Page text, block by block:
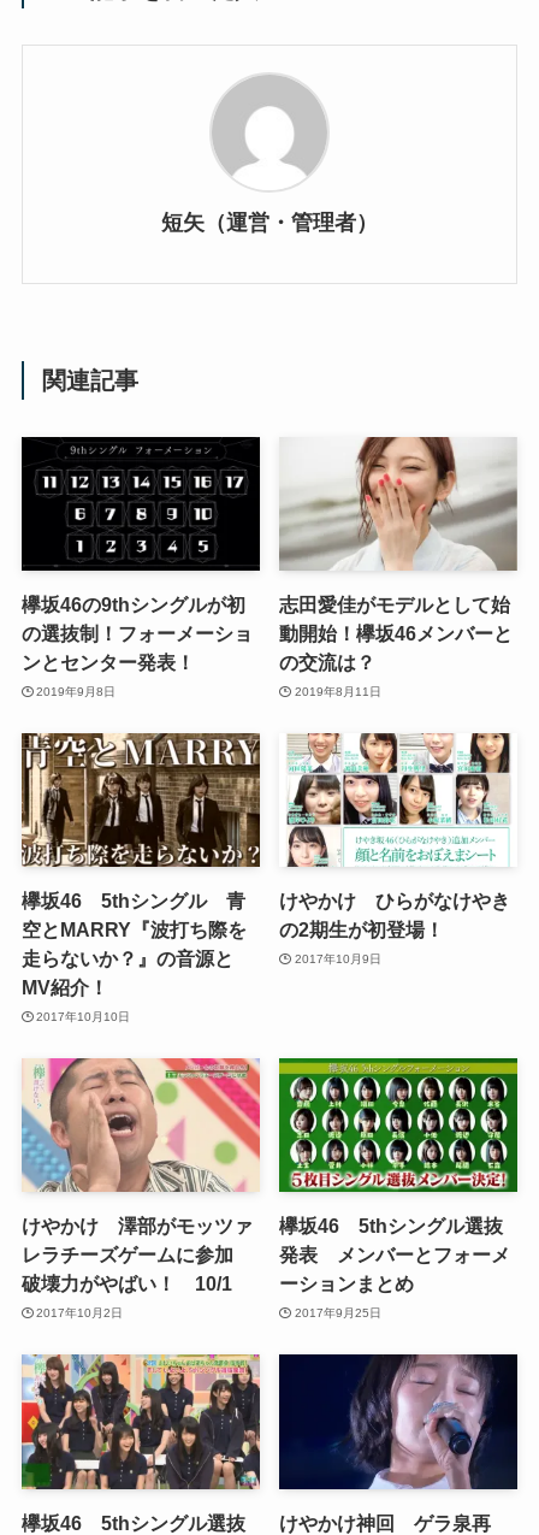
短矢（運営・管理者）
関連記事
欅坂46の9thシングルが初
の選抜制！フォーメーショ
ンとセンター発表！
2019年9月8日
志田愛佳がモデルとして始
動開始！欅坂46メンバーと
の交流は？
2019年8月11日
欅坂46 5thシングル 青
空とMARRY『波打ち際を
走らないか？』の音源と
MV紹介！
2017年10月10日
けやかけ ひらがなけやき
の2期生が初登場！
2017年10月9日
けやかけ 澤部がモッツァ
レラチーズゲームに参加
破壊力がやばい！ 10/1
2017年10月2日
欅坂46 5thシングル選抜
発表 メンバーとフォーメ
ーションまとめ
2017年9月25日
欅坂46 5thシングル選抜
けやかけ神回 ゲラ泉再